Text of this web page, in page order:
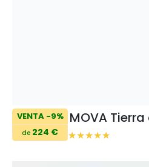
VENTA -9%
de 224 €
MOVA